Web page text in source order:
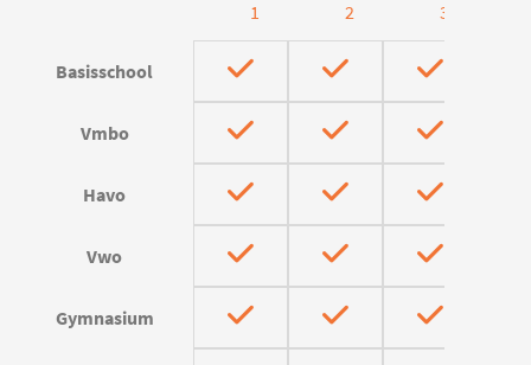
1
2
3
Basisschool
Vmbo
Havo
Vwo
Gymnasium